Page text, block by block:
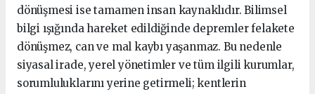
dönüşmesi ise tamamen insan kaynaklıdır. Bilimsel
bilgi ışığında hareket edildiğinde depremler felakete
dönüşmez, can ve mal kaybı yaşanmaz. Bu nedenle
siyasal irade, yerel yönetimler ve tüm ilgili kurumlar,
sorumluluklarını yerine getirmeli; kentlerin